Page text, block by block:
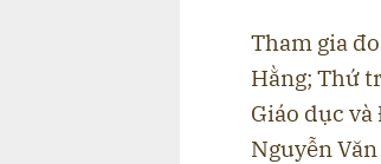
Tham gia
Hằng; Thứ
Giáo dục
Nguyễn